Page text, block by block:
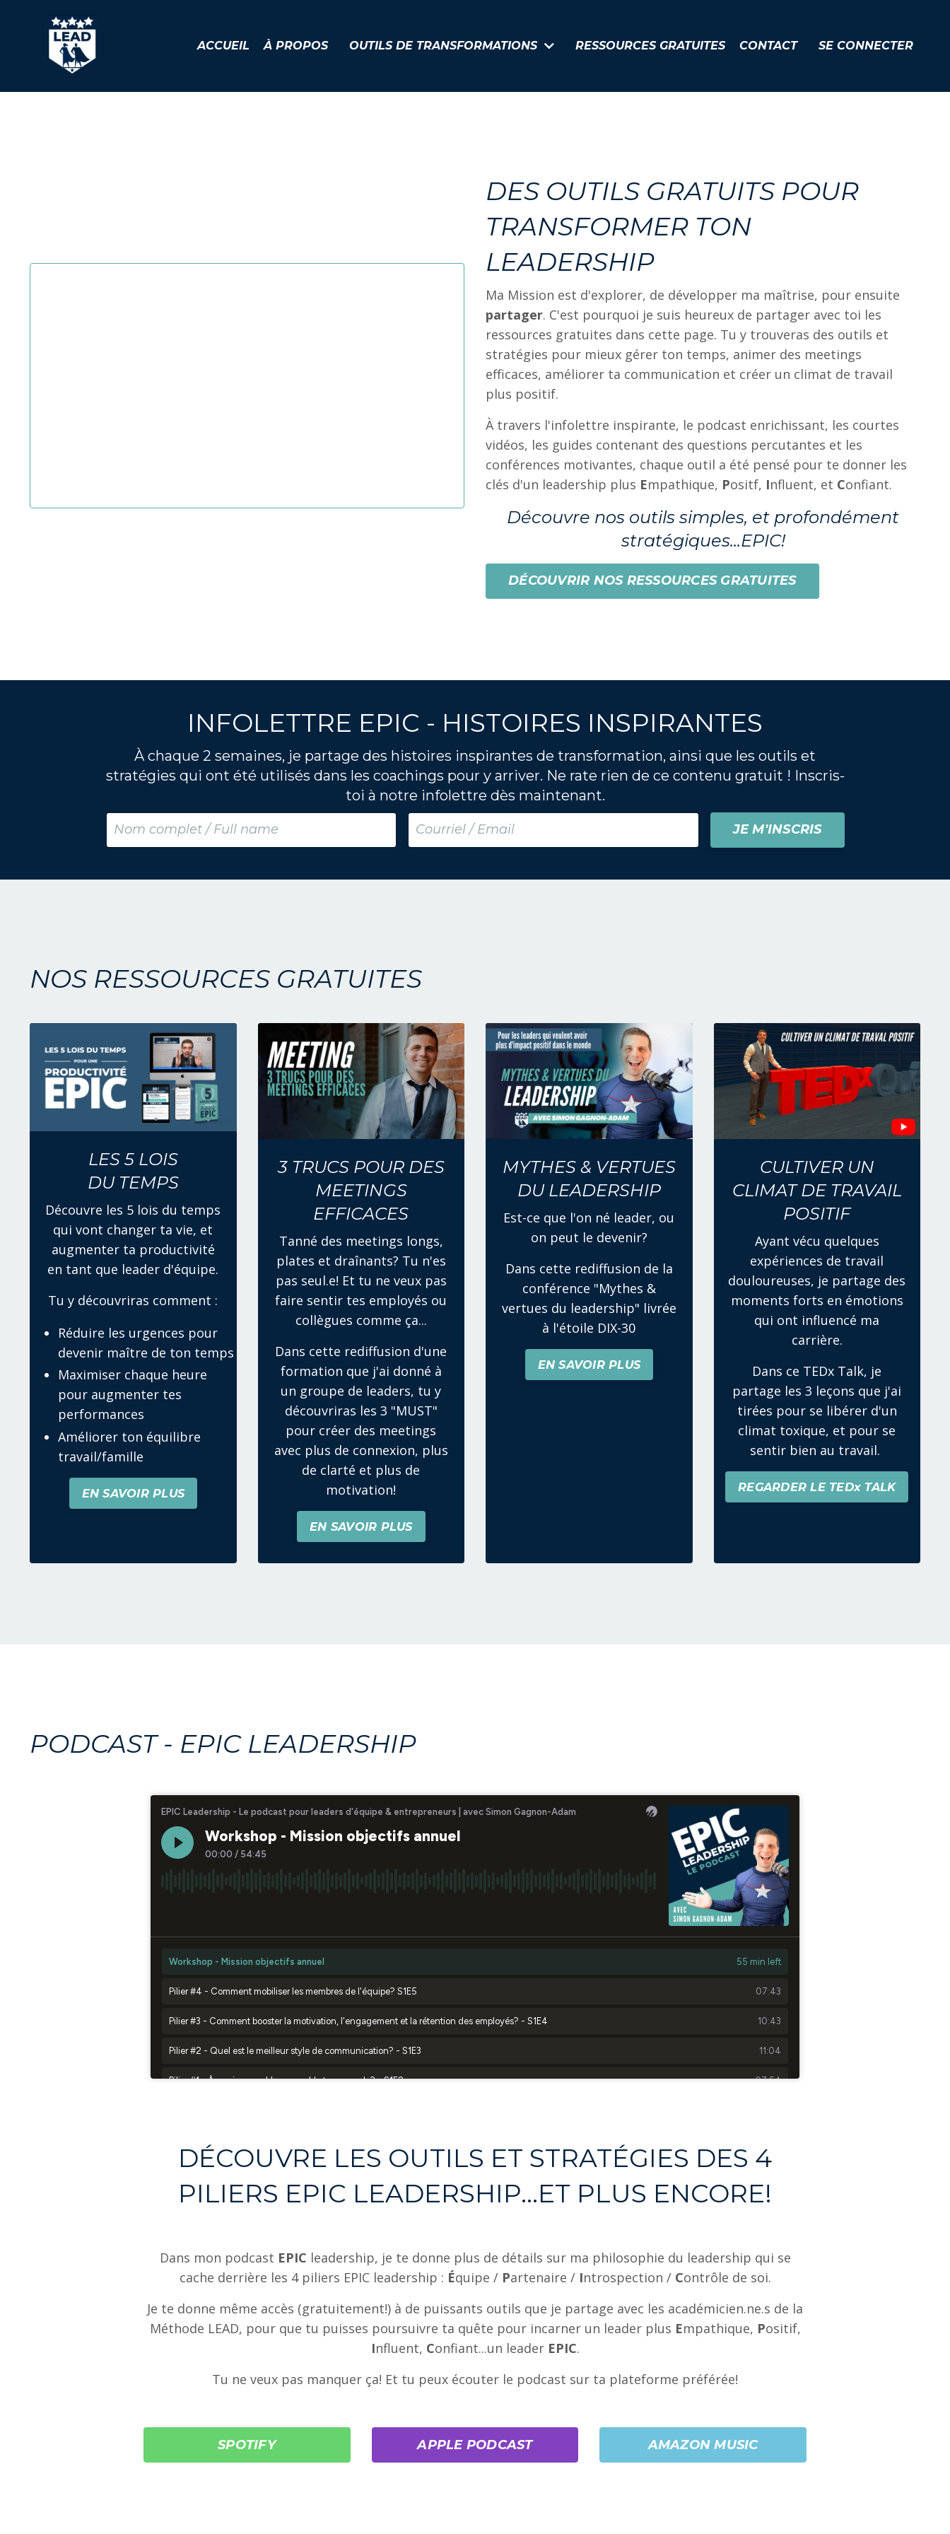
ACCUEIL À PROPOS OUTILS DE TRANSFORMATIONS RESSOURCES GRATUITES CONTACT SE CONNECTER
DES OUTILS GRATUITS POUR
TRANSFORMER TON
LEADERSHIP
Ma Mission est d'explorer, de développer ma maîtrise, pour ensuite
partager. C'est pourquoi je suis heureux de partager avec toi les
ressources gratuites dans cette page. Tu y trouveras des outils et
stratégies pour mieux gérer ton temps, animer des meetings
efficaces, améliorer ta communication et créer un climat de travail
plus positif.
À travers l'infolettre inspirante, le podcast enrichissant, les courtes
vidéos, les guides contenant des questions percutantes et les
conférences motivantes, chaque outil a été pensé pour te donner les
clés d'un leadership plus Empathique, Positf, Influent, et Confiant.
Découvre nos outils simples, et profondément
stratégiques...EPIC!
DÉCOUVRIR NOS RESSOURCES GRATUITES
INFOLETTRE EPIC - HISTOIRES INSPIRANTES
À chaque 2 semaines, je partage des histoires inspirantes de transformation, ainsi que les outils et
stratégies qui ont été utilisés dans les coachings pour y arriver. Ne rate rien de ce contenu gratuit ! Inscris-
toi à notre infolettre dès maintenant.
JE M'INSCRIS
NOS RESSOURCES GRATUITES
LES 5 LOIS
DU TEMPS
Découvre les 5 lois du temps
qui vont changer ta vie, et
augmenter ta productivité
en tant que leader d'équipe.
Tu y découvriras comment :
Réduire les urgences pour
devenir maître de ton temps
Maximiser chaque heure
pour augmenter tes
performances
Améliorer ton équilibre
travail/famille
EN SAVOIR PLUS
3 TRUCS POUR DES
MEETINGS
EFFICACES
Tanné des meetings longs,
plates et draînants? Tu n'es
pas seul.e! Et tu ne veux pas
faire sentir tes employés ou
collègues comme ça...
Dans cette rediffusion d'une
formation que j'ai donné à
un groupe de leaders, tu y
découvriras les 3 "MUST"
pour créer des meetings
avec plus de connexion, plus
de clarté et plus de
motivation!
EN SAVOIR PLUS
MYTHES & VERTUES
DU LEADERSHIP
Est-ce que l'on né leader, ou
on peut le devenir?
Dans cette rediffusion de la
conférence "Mythes &
vertues du leadership" livrée
à l'étoile DIX-30
EN SAVOIR PLUS
CULTIVER UN
CLIMAT DE TRAVAIL
POSITIF
Ayant vécu quelques
expériences de travail
douloureuses, je partage des
moments forts en émotions
qui ont influencé ma
carrière.
Dans ce TEDx Talk, je
partage les 3 leçons que j'ai
tirées pour se libérer d'un
climat toxique, et pour se
sentir bien au travail.
REGARDER LE TEDx TALK
PODCAST - EPIC LEADERSHIP
DÉCOUVRE LES OUTILS ET STRATÉGIES DES 4
PILIERS EPIC LEADERSHIP...ET PLUS ENCORE!
Dans mon podcast EPIC leadership, je te donne plus de détails sur ma philosophie du leadership qui se
cache derrière les 4 piliers EPIC leadership : Équipe / Partenaire / Introspection / Contrôle de soi.
Je te donne même accès (gratuitement!) à de puissants outils que je partage avec les académicien.ne.s de la
Méthode LEAD, pour que tu puisses poursuivre ta quête pour incarner un leader plus Empathique, Positif,
Influent, Confiant...un leader EPIC.
Tu ne veux pas manquer ça! Et tu peux écouter le podcast sur ta plateforme préférée!
SPOTIFY APPLE PODCAST AMAZON MUSIC